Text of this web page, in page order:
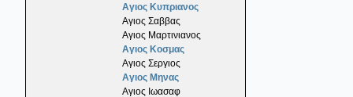
Αγιος Κυπριανος
Αγιος Σαββας
Αγιος Μαρτινιανος
Αγιος Κοσμας
Αγιος Σεργιος
Αγιος Μηνας
Αγιος Ιωασαφ